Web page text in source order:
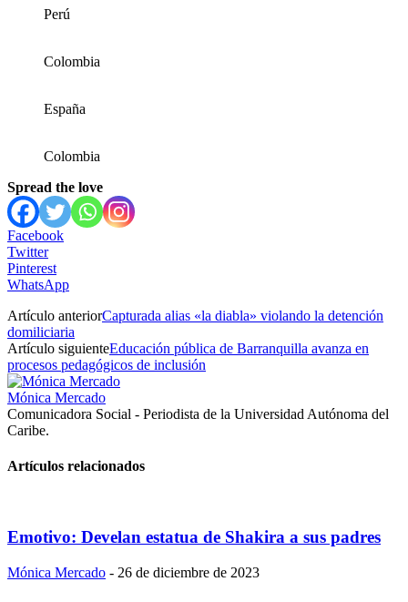
Perú
Colombia
España
Colombia
Spread the love
Facebook
Twitter
Pinterest
WhatsApp
Artículo anteriorCapturada alias «la diabla» violando la detención
domiliciaria
Artículo siguienteEducación pública de Barranquilla avanza en
procesos pedagógicos de inclusión
Mónica Mercado
Comunicadora Social - Periodista de la Universidad Autónoma del
Caribe.
Artículos relacionados
Emotivo: Develan estatua de Shakira a sus padres
Mónica Mercado - 26 de diciembre de 2023